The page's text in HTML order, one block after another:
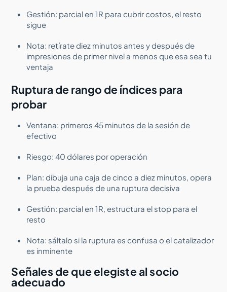
Gestión: parcial en 1R para cubrir costos, el resto
sigue
Nota: retírate diez minutos antes y después de
impresiones de primer nivel a menos que esa sea tu
ventaja
Ruptura de rango de índices para
probar
Ventana: primeros 45 minutos de la sesión de
efectivo
Riesgo: 40 dólares por operación
Plan: dibuja una caja de cinco a diez minutos, opera
la prueba después de una ruptura decisiva
Gestión: parcial en 1R, estructura el stop para el
resto
Nota: sáltalo si la ruptura es confusa o el catalizador
es inminente
Señales de que elegiste al socio
adecuado